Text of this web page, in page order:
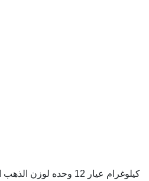
كيلوغرام عيار 12 وحده